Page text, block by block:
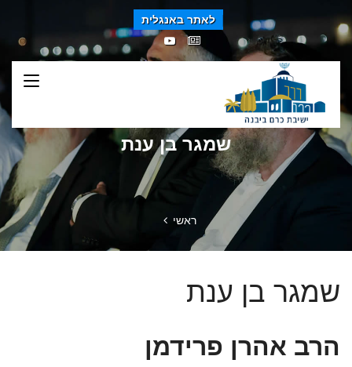
לאתר באנגלית
שמגר בן ענת
ראשי
שמגר בן ענת
הרב אהרן פרידמן